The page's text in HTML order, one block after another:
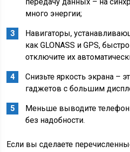
много энергии;
Навигаторы,
как GLONASS и GPS,
отключите их
Снизьте яркость экрана –
гаджетов с большим
Меньше выводите
без надобности.
Если вы сделаете